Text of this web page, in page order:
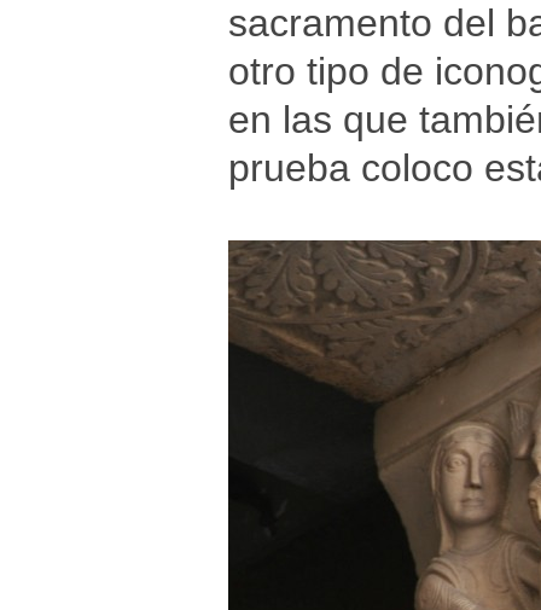
sacramento del
otro tipo de
en las que
prueba coloco